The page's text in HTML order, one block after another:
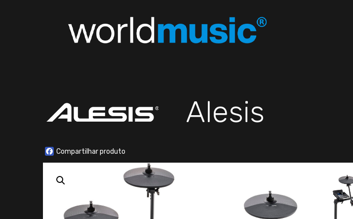
Alesis
Facebook